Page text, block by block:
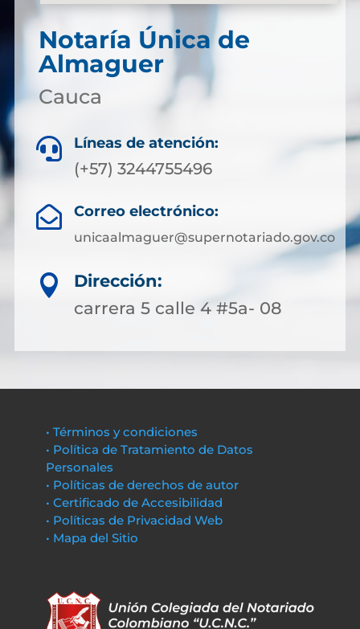
Notaría Única de
Almaguer
Cauca
 Líneas de atención:
(+57) 3244755496
 Correo electrónico:
unicaalmaguer@supernotariado.gov.co

Dirección:
carrera 5 calle 4 #5a- 08
• Términos y condiciones
• Política de Tratamiento de Datos
Personales
• Políticas de derechos de autor
• Certificado de Accesibilidad
• Políticas de Privacidad Web
• Mapa del Sitio